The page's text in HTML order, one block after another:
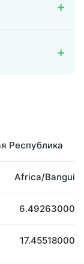
Республика
Africa/Bangui
6.49263000
17.45518000